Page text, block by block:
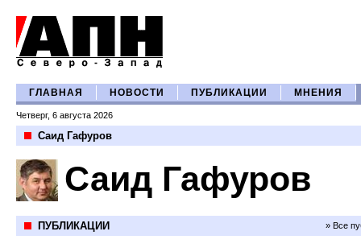
ГЛАВНАЯ НОВОСТИ ПУБЛИКАЦИИ МНЕНИЯ
Четверг, 6 августа 2026
Саид Гафуров
Саид Гафуров
ПУБЛИКАЦИИ » Все